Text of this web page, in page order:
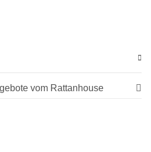
vom Rattanhouse